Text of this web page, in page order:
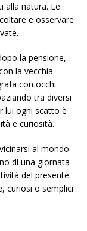
alla natura. Le
e osservare
la pensione,
la vecchia
con occhi
tra diversi
lui ogni scatto è
e curiosità.
al mondo
di una giornata
del presente.
curiosi o semplici